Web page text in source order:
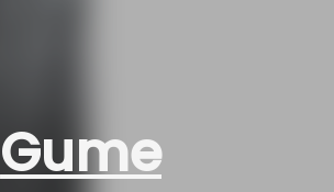
Gume